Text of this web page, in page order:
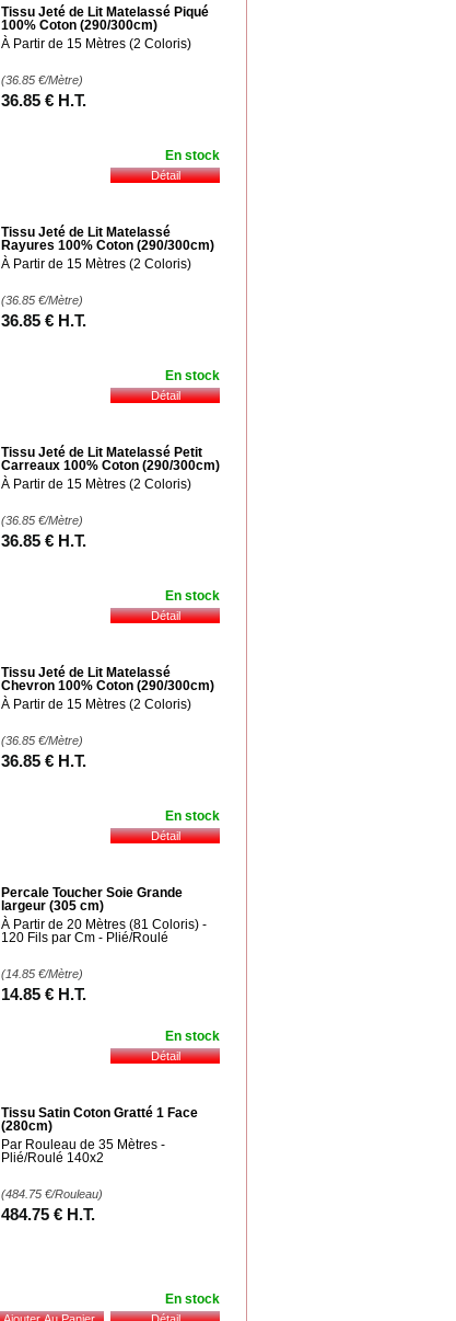
Tissu Jeté de Lit Matelassé Piqué
100% Coton (290/300cm)
À Partir de 15 Mètres (2 Coloris)
(36.85 €/Mètre)
36.85 € H.T.
En stock
Tissu Jeté de Lit Matelassé
Rayures 100% Coton (290/300cm)
À Partir de 15 Mètres (2 Coloris)
(36.85 €/Mètre)
36.85 € H.T.
En stock
Tissu Jeté de Lit Matelassé Petit
Carreaux 100% Coton (290/300cm)
À Partir de 15 Mètres (2 Coloris)
(36.85 €/Mètre)
36.85 € H.T.
En stock
Tissu Jeté de Lit Matelassé
Chevron 100% Coton (290/300cm)
À Partir de 15 Mètres (2 Coloris)
(36.85 €/Mètre)
36.85 € H.T.
En stock
Percale Toucher Soie Grande
largeur (305 cm)
À Partir de 20 Mètres (81 Coloris) -
120 Fils par Cm - Plié/Roulé
(14.85 €/Mètre)
14.85 € H.T.
En stock
Tissu Satin Coton Gratté 1 Face
(280cm)
Par Rouleau de 35 Mètres -
Plié/Roulé 140x2
(484.75 €/Rouleau)
484.75 € H.T.
En stock